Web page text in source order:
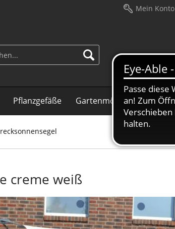
Mein Konto
Pflanzgefäße Gartenmöbel Schirme
creme weiß